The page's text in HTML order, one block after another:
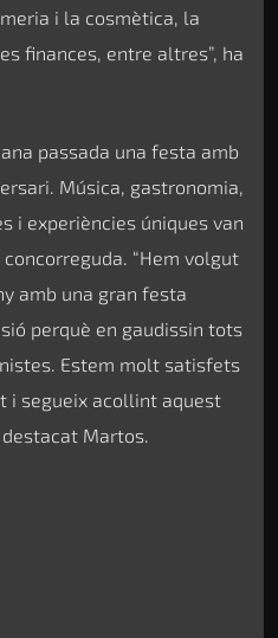
i la cosmètica, la
finances, entre altres”, ha
passada una festa amb
Música, gastronomia,
i experiències úniques van
“Hem volgut
amb una gran festa
perquè en gaudissin tots
Estem molt satisfets
i segueix acollint aquest
Martos.